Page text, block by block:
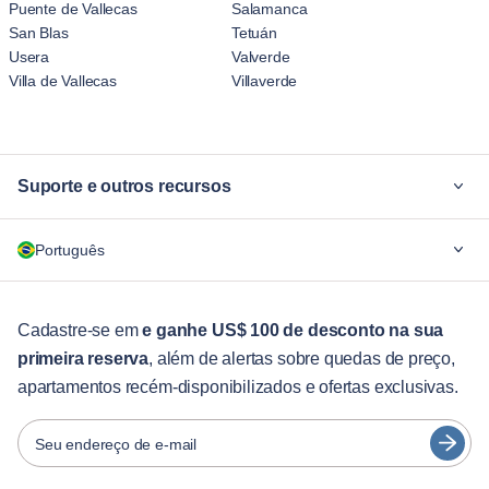
Puente de Vallecas
Salamanca
San Blas
Tetuán
Usera
Valverde
Villa de Vallecas
Villaverde
Suporte e outros recursos
Para empresas
Serviços aos hóspedes
Guias da cidade
Parceiros
Operadoras de aluguel mobiliado
Português
English
Português
Español
Cadastre-se eme ganhe US$ 100 de desconto na sua
primeira reserva, além de alertas sobre quedas de preço,
apartamentos recém-disponibilizados e ofertas exclusivas.
Seu endereço de e-mail